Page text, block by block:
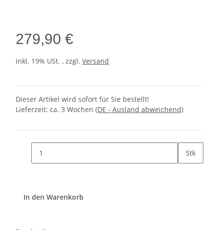
279,90 €
inkl. 19% USt. , zzgl. Versand
Dieser Artikel wird sofort für Sie bestellt!
Lieferzeit: ca. 3 Wochen (DE - Ausland abweichend)
Stk
In den Warenkorb